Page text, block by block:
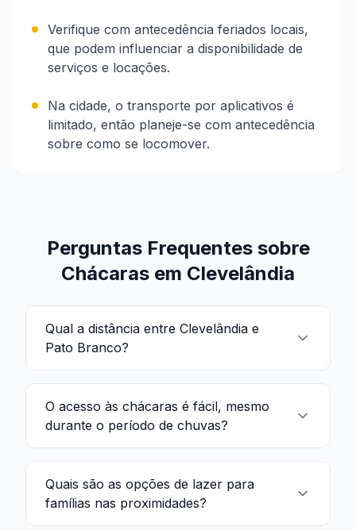
Verifique com antecedência feriados locais,
que podem influenciar a disponibilidade de
serviços e locações.
Na cidade, o transporte por aplicativos é
limitado, então planeje-se com antecedência
sobre como se locomover.
Perguntas Frequentes sobre
Chácaras em Clevelândia
Qual a distância entre Clevelândia e
Pato Branco?
O acesso às chácaras é fácil, mesmo
durante o período de chuvas?
Quais são as opções de lazer para
famílias nas proximidades?